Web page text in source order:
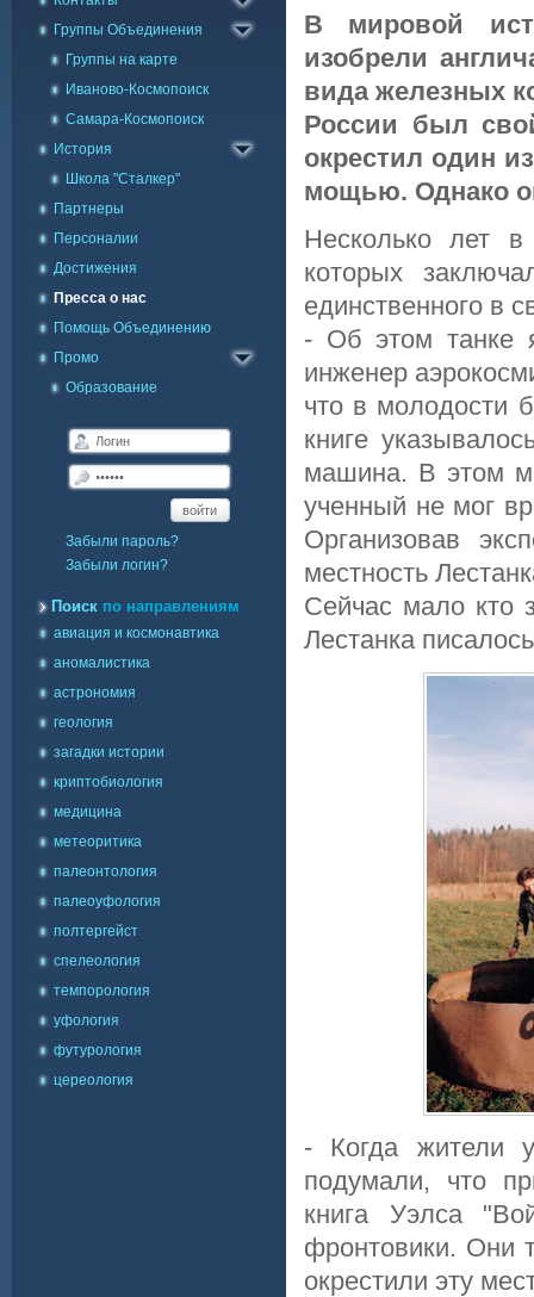
Группы Объединения
Группы на карте
Иваново-Космопоиск
Самара-Космопоиск
История
Школа "Сталкер"
Партнеры
Персоналии
Достижения
Пресса о нас
Помощь Объединению
Промо
Образование
войти
Забыли пароль?
Забыли логин?
Поиск по направлениям
авиация и космонавтика
аномалистика
астрономия
геология
загадки истории
криптобиология
медицина
метеоритика
палеонтология
палеоуфология
полтергейст
спелеология
темпорология
уфология
футурология
цереология
В мировой
изобрели
вида железных
России был
окрестил один
мощью. Однако
Несколько лет
которых
единственного в
- Об этом танке
инженер
что в молодости
книге
машина. В этом
ученный не мог
Организовав
местность
Сейчас мало кто
Лестанка
- Когда жители
подумали, что
книга Уэлса
фронтовики. Они
окрестили эту